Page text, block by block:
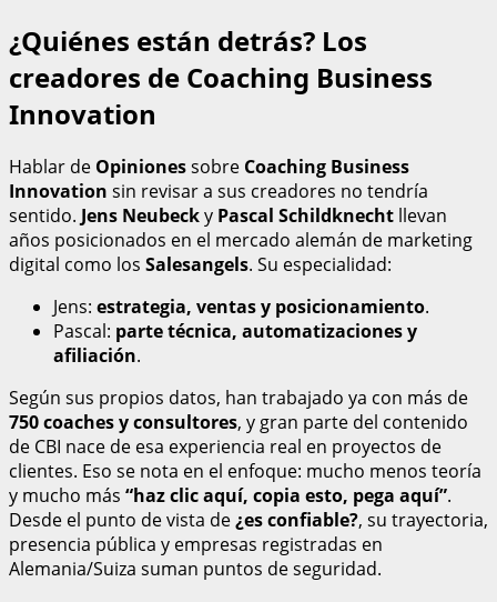
¿Quiénes están detrás? Los
creadores de Coaching Business
Innovation
Hablar de Opinionessobre Coaching Business
Innovation sin revisar a sus creadores no tendría
sentido. Jens Neubecky Pascal Schildknecht llevan
años posicionados en el mercado alemán de marketing
digital como los Salesangels. Su especialidad:
Jens: estrategia, ventas y posicionamiento.
Pascal: parte técnica, automatizaciones y
afiliación.
Según sus propios datos, han trabajado ya con más de
750 coaches y consultores, y gran parte del contenido
de CBI nace de esa experiencia real en proyectos de
clientes. Eso se nota en el enfoque: mucho menos teoría
y mucho más “haz clic aquí, copia esto, pega aquí”.
Desde el punto de vista de¿es confiable?, su trayectoria,
presencia pública y empresas registradas en
Alemania/Suiza suman puntos de seguridad.